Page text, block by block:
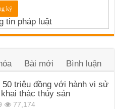
tin pháp luật
Bài mới Bình luận
50 triệu đồng với hành vi sử
thác thủy sản
77,174